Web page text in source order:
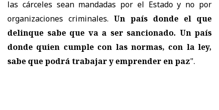
las cárceles sean mandadas por el Estado y no por
organizaciones criminales. Un país donde el que
delinque sabe que va a ser sancionado. Un país
donde quien cumple con las normas, con la ley,
sabe que podrá trabajar y emprender en paz".